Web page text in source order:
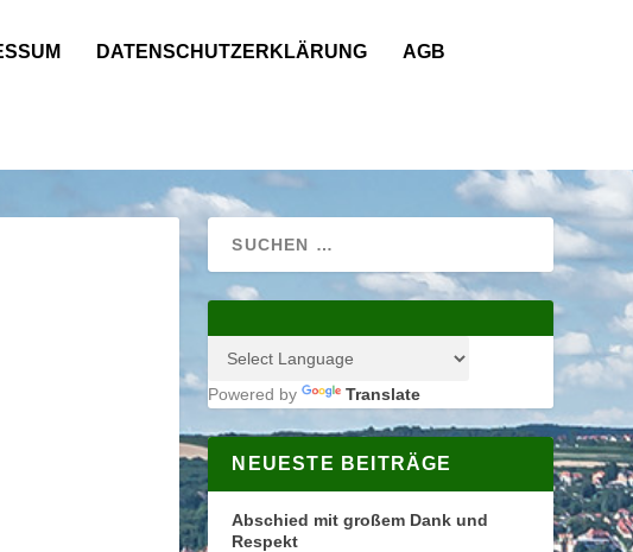
DATENSCHUTZERKLÄRUNG AGB
Powered by Translate
NEUESTE BEITRÄGE
Abschied mit großem Dank und
Respekt